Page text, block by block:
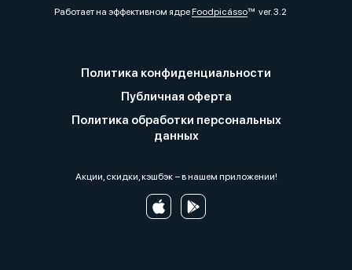
Работает на эффективном ядреFoodpicássover. 3.2
Политика конфиденциальности
Публичная оферта
Политика обработки персональных
данных
Акции, скидки, кэшбэк − в нашем приложении!